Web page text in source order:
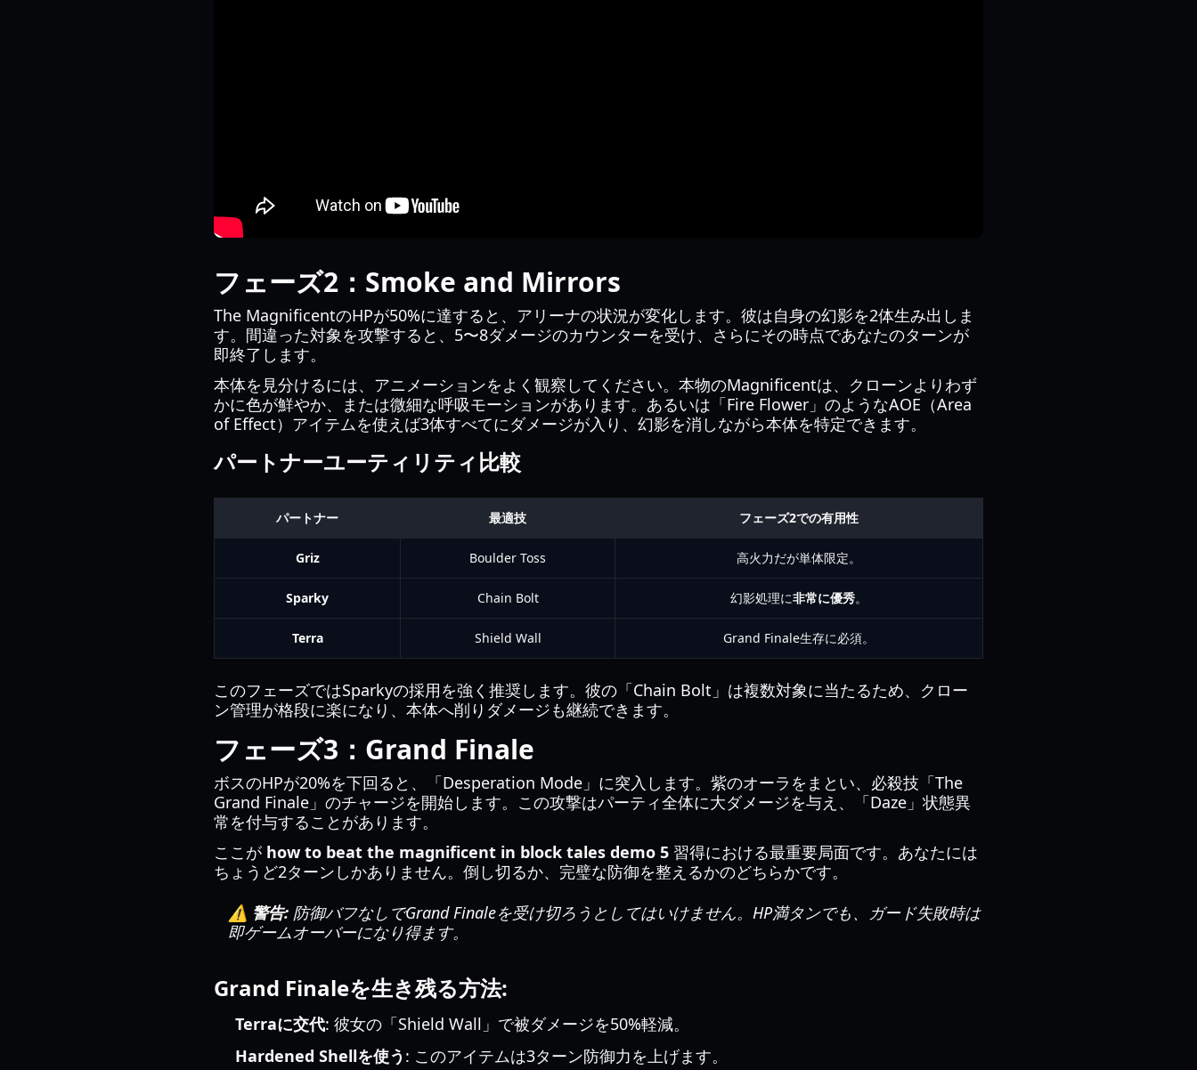
フェーズ2：Smoke and Mirrors
The MagnificentのHPが50%に達すると、アリーナの状況が変化します。彼は自身の幻影を2体生み出しま
す。間違った対象を攻撃すると、5〜8ダメージのカウンターを受け、さらにその時点であなたのターンが
即終了します。
本体を見分けるには、アニメーションをよく観察してください。本物のMagnificentは、クローンよりわず
かに色が鮮やか、または微細な呼吸モーションがあります。あるいは「Fire Flower」のようなAOE（Area
of Effect）アイテムを使えば3体すべてにダメージが入り、幻影を消しながら本体を特定できます。
パートナーユーティリティ比較
パートナー 最適技 フェーズ2での有用性
Griz Boulder Toss 高火力だが単体限定。
Sparky Chain Bolt 幻影処理に非常に優秀。
Terra Shield Wall Grand Finale生存に必須。
このフェーズではSparkyの採用を強く推奨します。彼の「Chain Bolt」は複数対象に当たるため、クロー
ン管理が格段に楽になり、本体へ削りダメージも継続できます。
フェーズ3：Grand Finale
ボスのHPが20%を下回ると、「Desperation Mode」に突入します。紫のオーラをまとい、必殺技「The
Grand Finale」のチャージを開始します。この攻撃はパーティ全体に大ダメージを与え、「Daze」状態異
常を付与することがあります。
ここが how to beat the magnificent in block tales demo 5 習得における最重要局面です。あなたには
ちょうど2ターンしかありません。倒し切るか、完璧な防御を整えるかのどちらかです。
⚠️ 警告: 防御バフなしでGrand Finaleを受け切ろうとしてはいけません。HP満タンでも、ガード失敗時は
即ゲームオーバーになり得ます。
Grand Finaleを生き残る方法:
Terraに交代: 彼女の「Shield Wall」で被ダメージを50%軽減。
Hardened Shellを使う : このアイテムは3ターン防御力を上げます。